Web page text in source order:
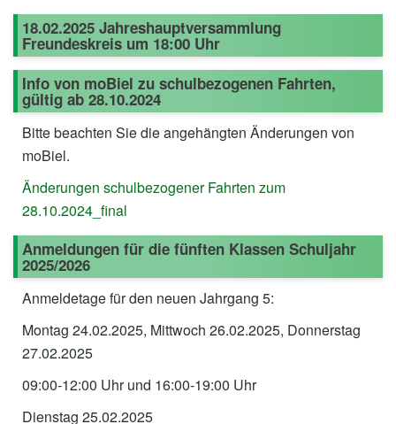
18.02.2025 Jahreshauptversammlung
Freundeskreis um 18:00 Uhr
Info von moBiel zu schulbezogenen Fahrten,
gültig ab 28.10.2024
Bitte beachten Sie die angehängten Änderungen von
moBiel.
Änderungen schulbezogener Fahrten zum
28.10.2024_final
Anmeldungen für die fünften Klassen Schuljahr
2025/2026
Anmeldetage für den neuen Jahrgang 5:
Montag 24.02.2025, Mittwoch 26.02.2025, Donnerstag
27.02.2025
09:00-12:00 Uhr und 16:00-19:00 Uhr
Dienstag 25.02.2025